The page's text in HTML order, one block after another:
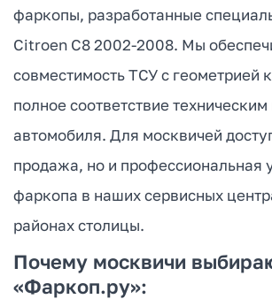
фаркопы, разработанные
Citroen C8 2002-2008. Мы
совместимость ТСУ с геометрией
полное соответствие
автомобиля. Для москвичей
продажа, но и профессиональная
фаркопа в наших сервисных
районах столицы.
Почему москвичи
«Фаркоп.ру»: